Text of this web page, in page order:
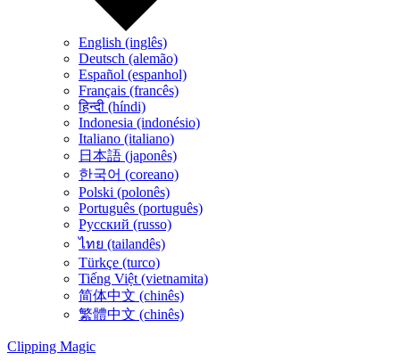
English (inglês)
Deutsch (alemão)
Español (espanhol)
Français (francês)
हिन्दी (híndi)
Indonesia (indonésio)
Italiano (italiano)
日本語 (japonês)
한국어 (coreano)
Polski (polonês)
Português (português)
Русский (russo)
ไทย (tailandês)
Türkçe (turco)
Tiếng Việt (vietnamita)
简体中文 (chinês)
繁體中文 (chinês)
Clipping Magic